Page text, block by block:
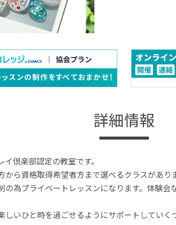
詳細情報
イ倶楽部認定の教室です。
から資格取得希望者方まで選べるクラスがあり
の為プライベートレッスンになります。体験
しいひと時を過ごせるようにサポートしていく